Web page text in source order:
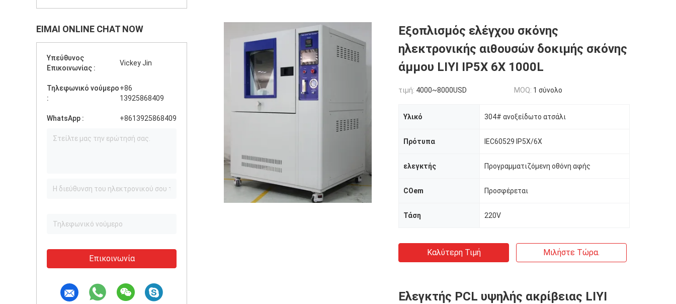
ΕΊΜΑΙ ONLINE CHAT NOW
Υπεύθυνος
Επικοινωνίας :
Vickey Jin
Τηλεφωνικό νούμερο
:
+86
13925868409
WhatsApp : +8613925868409
Επικοινωνία
Εξοπλισμός ελέγχου σκόνης
ηλεκτρονικής αιθουσών δοκιμής σκόνης
άμμου LIYI IP5X 6X 1000L
τιμή: 4000~8000USD MOQ: 1 σύνολο
Υλικό 304# ανοξείδωτο ατσάλι
Πρότυπα IEC60529 IP5X/6X
ελεγκτής Προγραμματιζόμενη οθόνη αφής
COem Προσφέρεται
Τάση 220V
Καλύτερη Τιμή Μιλήστε Τώρα.
Ελεγκτής PCL υψηλής ακρίβειας LIYI